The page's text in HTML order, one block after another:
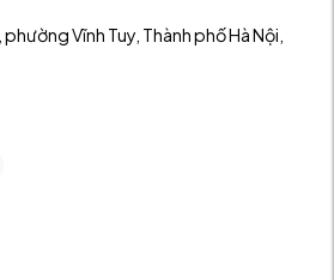
Vĩnh Tuy, Thành phố Hà Nội,